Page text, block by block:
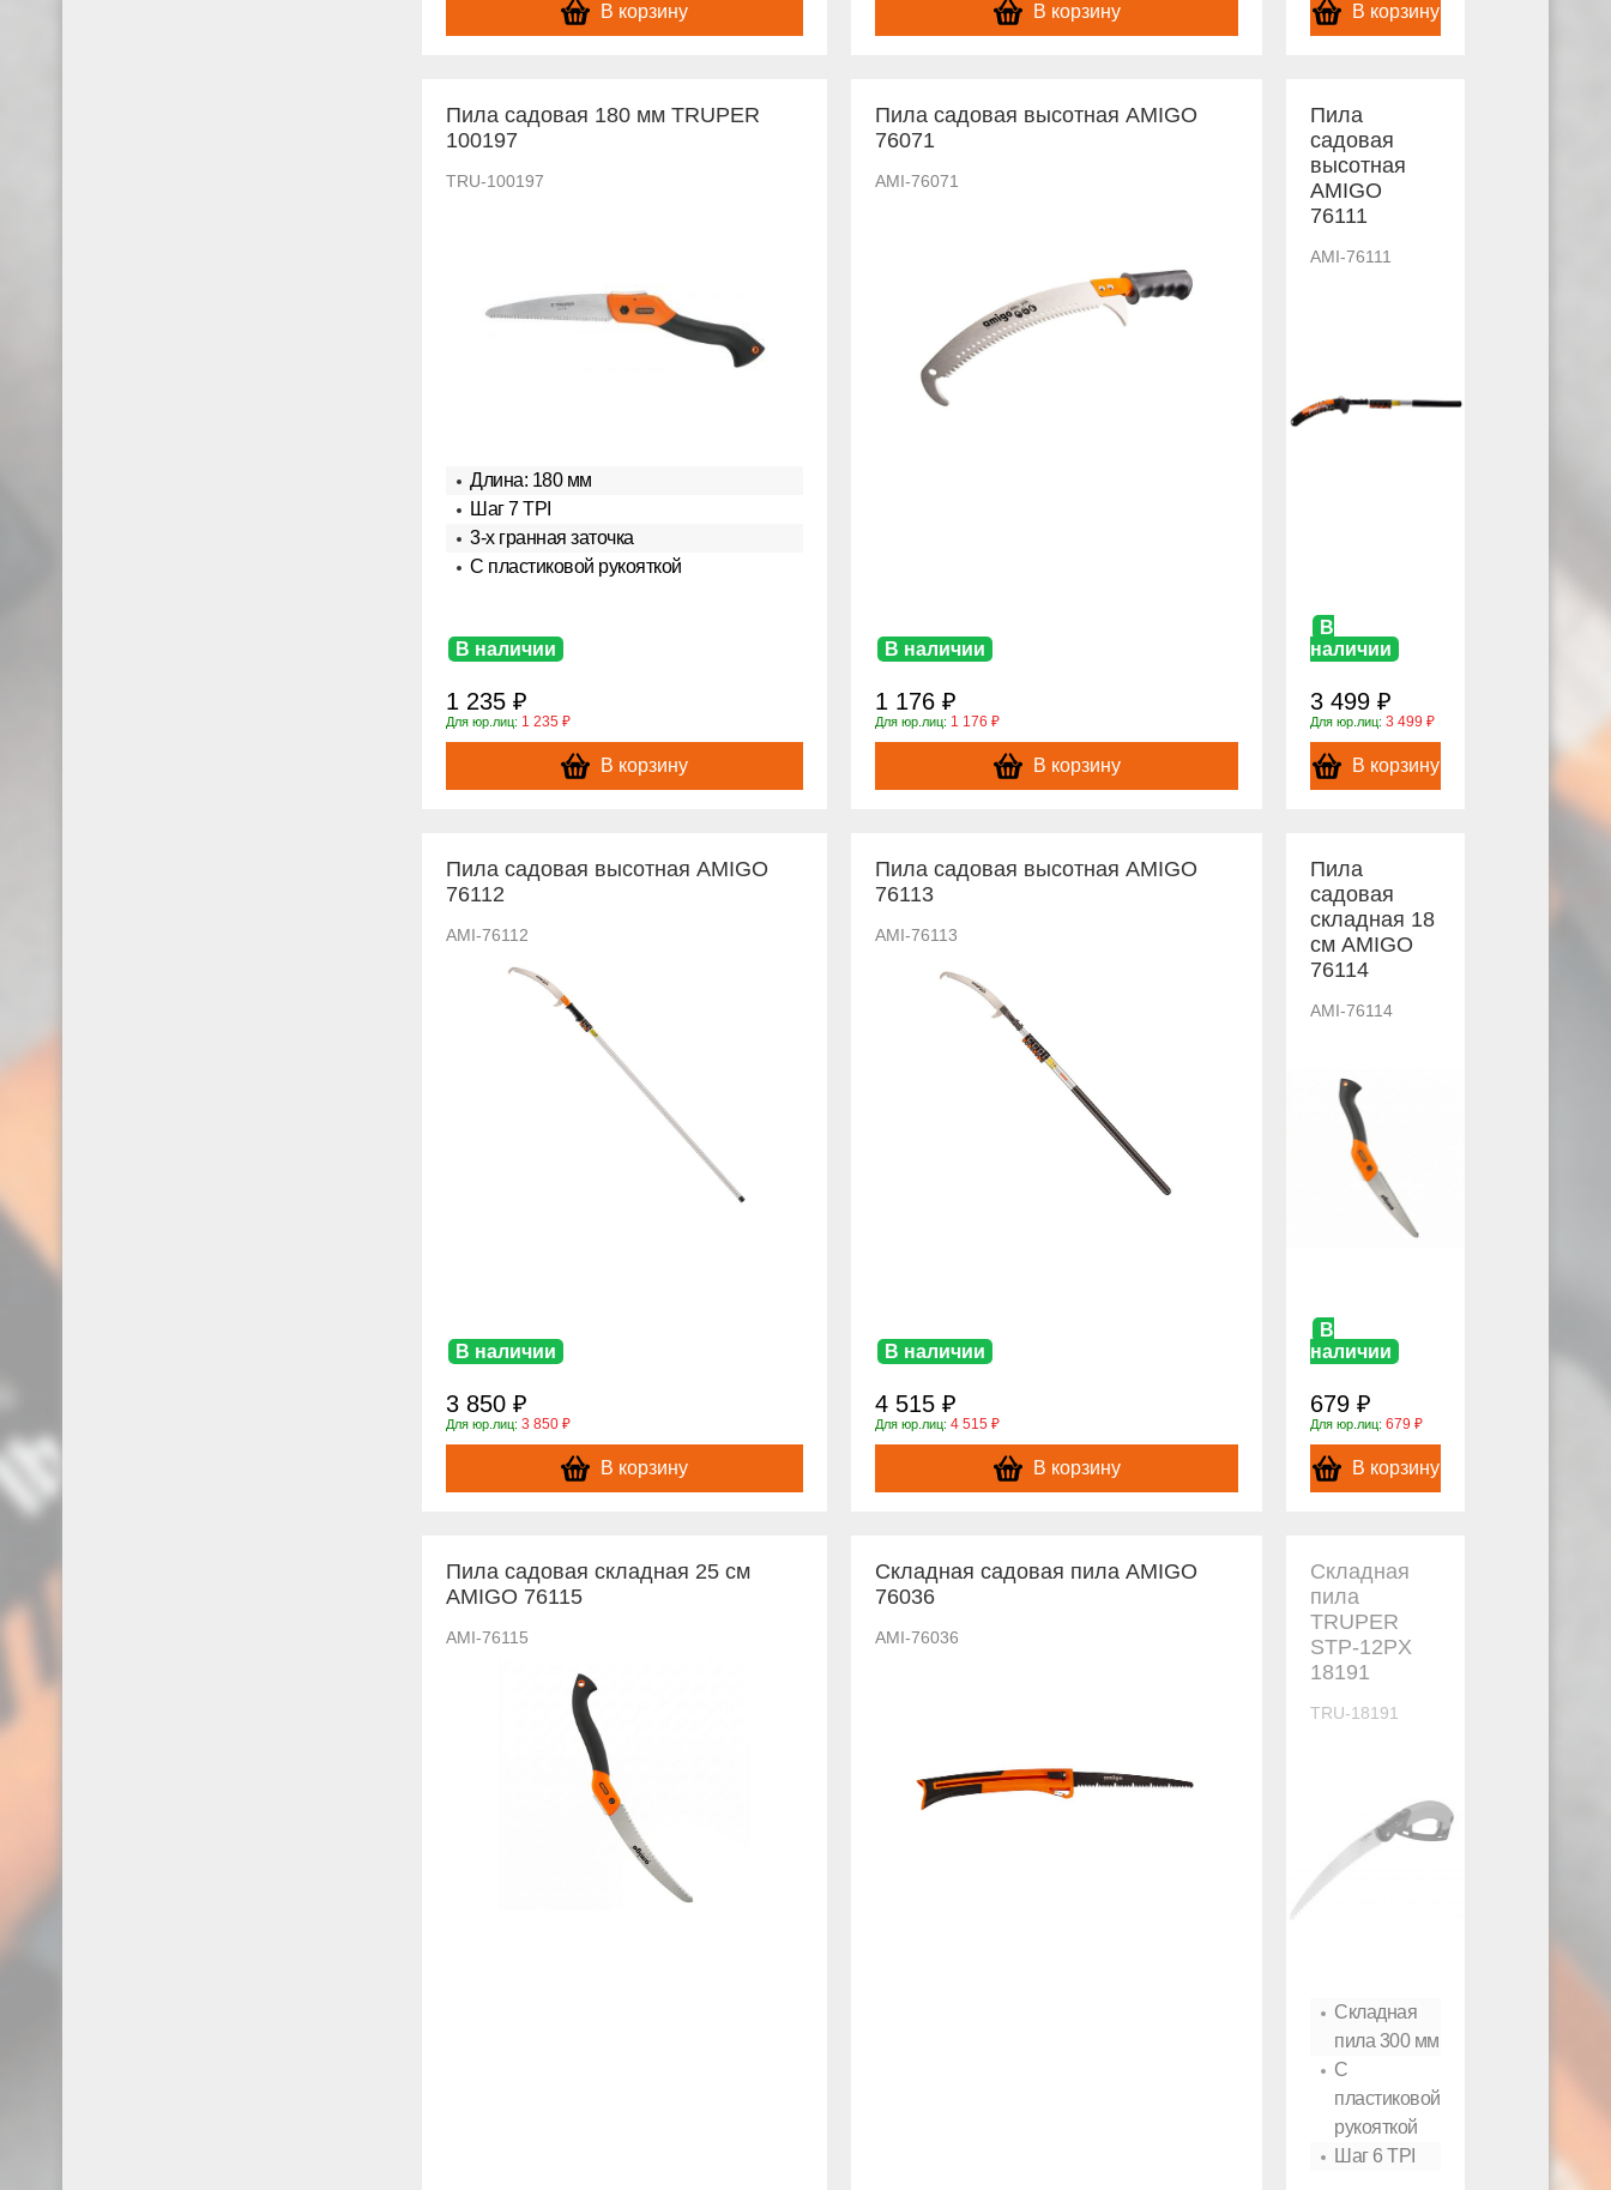
В корзину В корзину В корзину
Пила садовая 180 мм TRUPER
100197
TRU-100197
Длина: 180 мм
Шаг 7 TPI
3-х гранная заточка
С пластиковой рукояткой
В наличии
1 235 ₽
Для юр.лиц: 1 235 ₽
В корзину
Пила садовая высотная AMIGO
76071
AMI-76071
В наличии
1 176 ₽
Для юр.лиц: 1 176 ₽
В корзину
Пила
садовая
высотная
AMIGO
76111
AMI-76111
В
наличии
3 499 ₽
Для юр.лиц: 3 499 ₽
В корзину
Пила садовая высотная AMIGO
76112
AMI-76112
В наличии
3 850 ₽
Для юр.лиц: 3 850 ₽
В корзину
Пила садовая высотная AMIGO
76113
AMI-76113
В наличии
4 515 ₽
Для юр.лиц: 4 515 ₽
В корзину
Пила
садовая
складная 18
см AMIGO
76114
AMI-76114
В
наличии
679 ₽
Для юр.лиц: 679 ₽
В корзину
Пила садовая складная 25 см
AMIGO 76115
AMI-76115
Складная садовая пила AMIGO
76036
AMI-76036
Складная
пила
TRUPER
STP-12PX
18191
TRU-18191
Складная
пила 300 мм
С
пластиковой
рукояткой
Шаг 6 TPI